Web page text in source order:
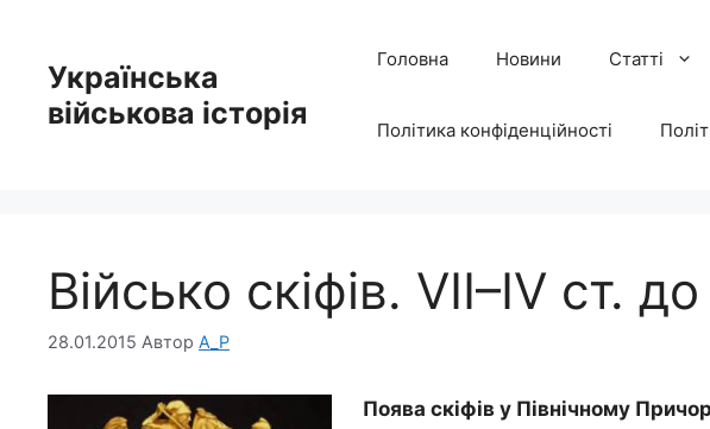
вмістуУкраїнська
військова історія
Головна Новини Статті
Політика конфіденційності
Військо скіфів. VII–IV ст.
28.01.2015 Автор A_P
Поява скіфів у Північному